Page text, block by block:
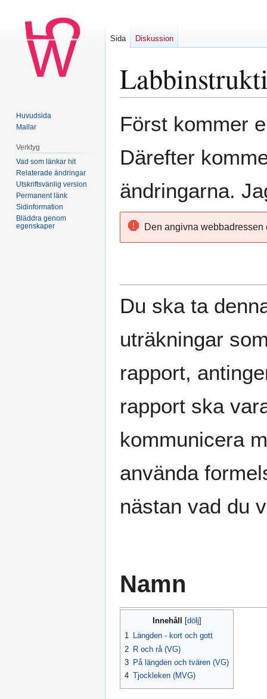
till
till
Först kommer
Därefter
ändringarna.
Den angivna
Du ska ta
uträkningar
rapport,
rapport ska
kommunicera
använda
nästan vad du
Namn
Innehåll
1 Längden - kort och gott
2 R och rå (VG)
3 På längden och tvären (VG)
4 Tjockleken (MVG)
Sida Diskussion
Huvudsida
Mallar
Verktyg
Vad som länkar hit
Relaterade ändringar
Utskriftsvänlig version
Permanent länk
Sidinformation
Bläddra genom
egenskaper